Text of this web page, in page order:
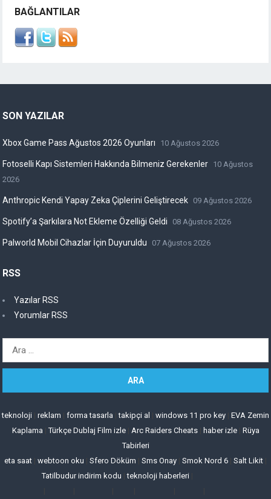
BAĞLANTILAR
SON YAZILAR
Xbox Game Pass Ağustos 2026 Oyunları 10 Ağustos 2026
Fotoselli Kapı Sistemleri Hakkında Bilmeniz Gerekenler 10 Ağustos
2026
Anthropic Kendi Yapay Zeka Çiplerini Geliştirecek 09 Ağustos 2026
Spotify’a Şarkılara Not Ekleme Özelliği Geldi 08 Ağustos 2026
Palworld Mobil Cihazlar İçin Duyuruldu 07 Ağustos 2026
RSS
Yazılar RSS
Yorumlar RSS
Arama:
teknoloji reklam forma tasarla |takipçi al windows 11 pro key EVA Zemin
Kaplama |Türkçe Dublaj Film izle| Arc Raiders Cheats| haber izle| Rüya
Tabirleri
eta saat webtoon oku Sfero Döküm Sms Onay Smok Nord 6 Salt Likit
Tatilbudur indirim kodu |teknoloji haberleri|